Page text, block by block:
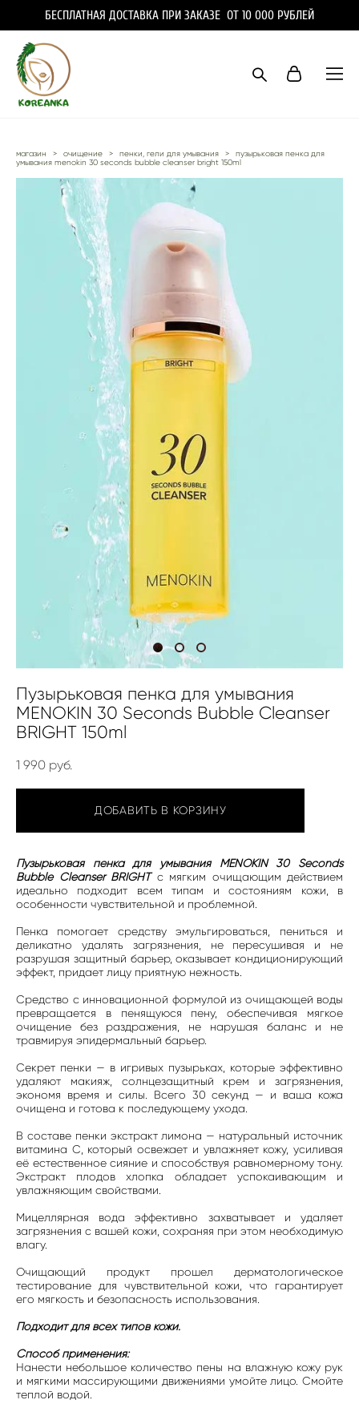
БЕСПЛАТНАЯ ДОСТАВКА ПРИ ЗАКАЗЕ ОТ 10 000 РУБЛЕЙ
магазин > очищение > пенки, гели для умывания >
пузырьковая пенка для
умывания menokin 30 seconds bubble cleanser bright 150ml
Пузырьковая пенка для умывания
MENOKIN 30 Seconds Bubble Cleanser
BRIGHT 150ml
1 990 pуб.
ДОБАВИТЬ В КОРЗИНУ
Пузырьковая пенка для умывания MENOKIN 30 Seconds
Bubble Cleanser BRIGHT с мягким очищающим действием
идеально подходит всем типам и состояниям кожи, в
особенности чувствительной и проблемной.
Пенка помогает средству эмульгироваться, пениться и
деликатно удалять загрязнения, не пересушивая и не
разрушая защитный барьер, оказывает кондиционирующий
эффект, придает лицу приятную нежность.
Средство с инновационной формулой из очищающей воды
превращается в пенящуюся пену, обеспечивая мягкое
очищение без раздражения, не нарушая баланс и не
травмируя эпидермальный барьер.
Секрет пенки — в игривых пузырьках, которые эффективно
удаляют макияж, солнцезащитный крем и загрязнения,
экономя время и силы. Всего 30 секунд — и ваша кожа
очищена и готова к последующему ухода.
В составе пенки экстракт лимона — натуральный источник
витамина C, который освежает и увлажняет кожу, усиливая
её естественное сияние и способствуя равномерному тону.
Экстракт плодов хлопка обладает успокаивающим и
увлажняющим свойствами.
Мицеллярная вода эффективно захватывает и удаляет
загрязнения с вашей кожи, сохраняя при этом необходимую
влагу.
Очищающий продукт прошел дерматологическое
тестирование для чувствительной кожи, что гарантирует
его мягкость и безопасность использования.
Подходит для всех типов кожи.
Способ применения:
Нанести небольшое количество пены на влажную кожу рук
и мягкими массирующими движениями умойте лицо. Смойте
теплой водой.